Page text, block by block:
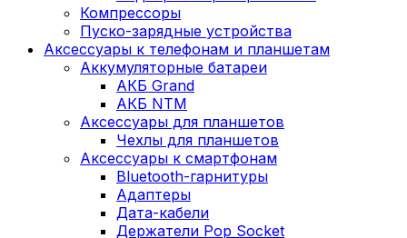
Компрессоры
Пуско-зарядные устройства
Аксессуары к телефонам и планшетам
Аккумуляторные батареи
АКБ Grand
АКБ NTM
Аксессуары для планшетов
Чехлы для планшетов
Аксессуары к смартфонам
Bluetooth-гарнитуры
Адаптеры
Дата-кабели
Держатели Pop Socket